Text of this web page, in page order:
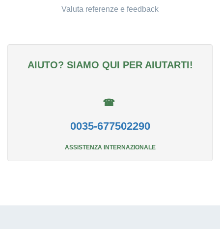
Valuta referenze e feedback
AIUTO? SIAMO QUI PER AIUTARTI!
☎
0035-677502290
ASSISTENZA INTERNAZIONALE